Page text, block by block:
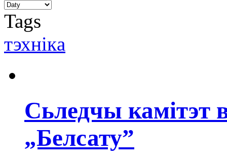
Tags
тэхнікa
Сьледчы камітэт
„Белсату”